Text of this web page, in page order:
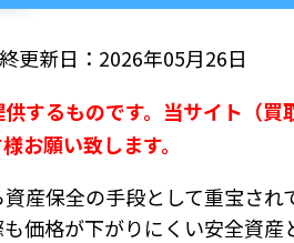
更新日：2026年05月26日
するものです。当サイト（
お願い致します。
産保全の手段として重宝さ
価格が下がりにくい安全資